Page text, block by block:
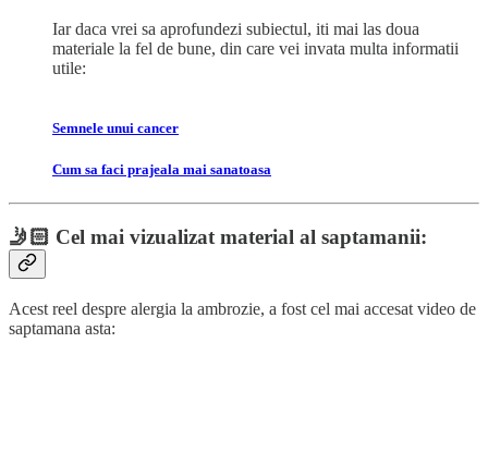
Iar daca vrei sa aprofundezi subiectul, iti mai las doua
materiale la fel de bune, din care vei invata multa informatii
utile:
Semnele unui cancer
Cum sa faci prajeala mai sanatoasa
🤳🏻 Cel mai vizualizat material al saptamanii:
Acest reel despre alergia la ambrozie, a fost cel mai accesat video de
saptamana asta: